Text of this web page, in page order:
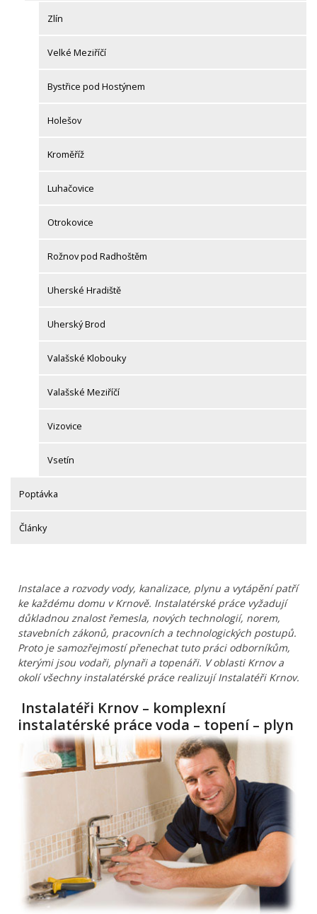
Zlín
Velké Meziříčí
Bystřice pod Hostýnem
Holešov
Kroměříž
Luhačovice
Otrokovice
Rožnov pod Radhoštěm
Uherské Hradiště
Uherský Brod
Valašské Klobouky
Valašské Meziříčí
Vizovice
Vsetín
Poptávka
Články
Instalace a rozvody vody, kanalizace, plynu a vytápění patří
ke každému domu v Krnově. Instalatérské práce vyžadují
důkladnou znalost řemesla, nových technologií, norem,
stavebních zákonů, pracovních a technologických postupů.
Proto je samozřejmostí přenechat tuto práci odborníkům,
kterými jsou vodaři, plynaři a topenáři. V oblasti Krnov a
okolí všechny instalatérské práce realizují Instalatéři Krnov.
Instalatéři Krnov – komplexní
instalatérské práce voda – topení – plyn